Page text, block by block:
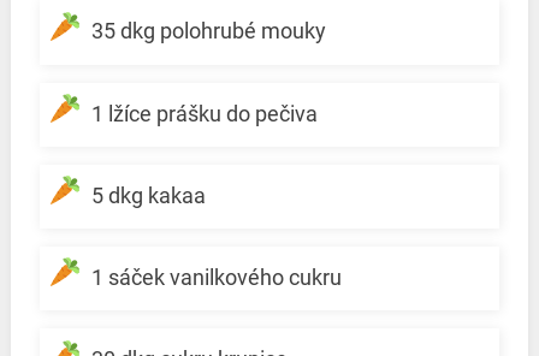
35 dkg polohrubé mouky
1 lžíce prášku do pečiva
5 dkg kakaa
1 sáček vanilkového cukru